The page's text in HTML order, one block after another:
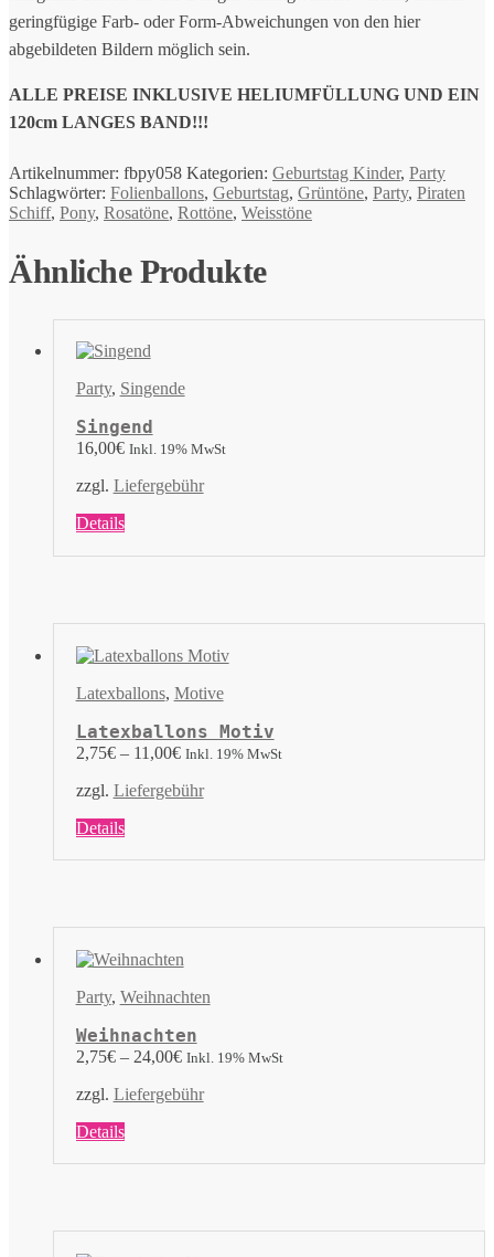
geringfügige Farb- oder Form-Abweichungen von den hier
abgebildeten Bildern möglich sein.
ALLE PREISE INKLUSIVE HELIUMFÜLLUNG UND EIN
120cm LANGES BAND!!!
Artikelnummer: fbpy058 Kategorien: Geburtstag Kinder, Party
Schlagwörter: Folienballons, Geburtstag, Grüntöne, Party, Piraten
Schiff, Pony, Rosatöne, Rottöne, Weisstöne
Ähnliche Produkte
Party, Singende
Singend
16,00€ Inkl. 19% MwSt
zzgl. Liefergebühr
DetailsDieses
weist
auf.
Optionen
auf
der
Produktseite
gewählt
werden
Latexballons, Motive
Latexballons Motiv
2,75€– 11,00€ Inkl. 19% MwSt
zzgl. Liefergebühr
DetailsDieses
weist
auf.
Optionen
auf
Produktseite
gewählt
werden
Party, Weihnachten
Weihnachten
2,75€– 24,00€ Inkl. 19% MwSt
zzgl. Liefergebühr
DetailsDieses
weist
auf.